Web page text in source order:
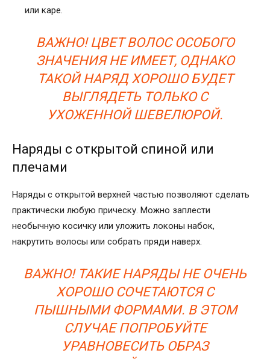
или каре.
ВАЖНО! ЦВЕТ ВОЛОС ОСОБОГО
ЗНАЧЕНИЯ НЕ ИМЕЕТ, ОДНАКО
ТАКОЙ НАРЯД ХОРОШО БУДЕТ
ВЫГЛЯДЕТЬ ТОЛЬКО С
УХОЖЕННОЙ ШЕВЕЛЮРОЙ.
Наряды с открытой спиной или
плечами
Наряды с открытой верхней частью позволяют сделать
практически любую прическу. Можно заплести
необычную косичку или уложить локоны набок,
накрутить волосы или собрать пряди наверх.
ВАЖНО! ТАКИЕ НАРЯДЫ НЕ ОЧЕНЬ
ХОРОШО СОЧЕТАЮТСЯ С
ПЫШНЫМИ ФОРМАМИ. В ЭТОМ
СЛУЧАЕ ПОПРОБУЙТЕ
УРАВНОВЕСИТЬ ОБРАЗ